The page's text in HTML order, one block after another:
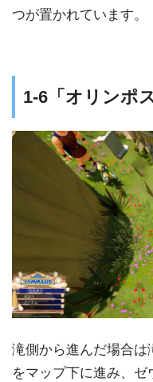
つが置かれています。
1-6「オリンポ
滝側から進んだ場合は
をマップ下に進み、